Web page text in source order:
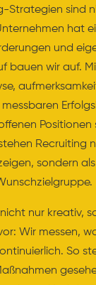
Strategien sind
hat
und
bauen wir auf.
Recruiting
sondern
nur kreativ,
Wir messen,
So